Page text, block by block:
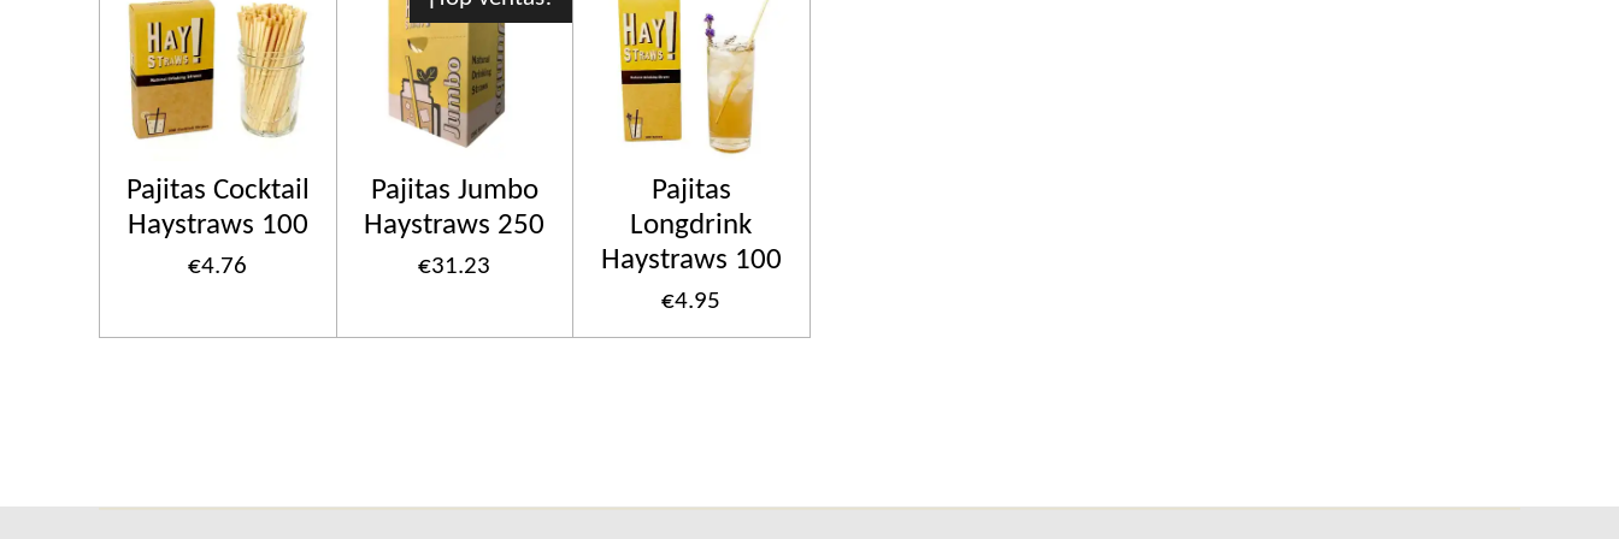
Pajitas Cocktail
Haystraws 100
€4.76
Pajitas Jumbo
Haystraws 250
€31.23
Pajitas
Longdrink
Haystraws 100
€4.95